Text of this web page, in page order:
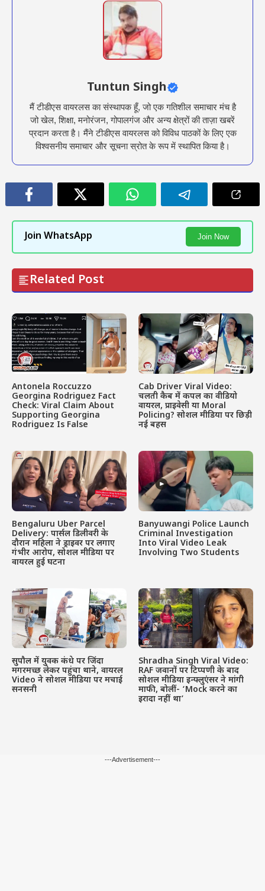
Tuntun Singh
मैं टीडीएस वायरलस का संस्थापक हूँ, जो एक गतिशील समाचार मंच है
जो खेल, शिक्षा, मनोरंजन, गोपालगंज और अन्य क्षेत्रों की ताज़ा खबरें
प्रदान करता है। मैंने टीडीएस वायरलस को विविध पाठकों के लिए एक
विश्वसनीय समाचार और सूचना स्रोत के रूप में स्थापित किया है।
Join WhatsApp Join Now
Related Post
Antonela Roccuzzo
Georgina Rodriguez Fact
Check: Viral Claim About
Supporting Georgina
Rodriguez Is False
Cab Driver Viral Video:
चलती कैब में कपल का वीडियो
वायरल, प्राइवेसी या Moral
Policing? सोशल मीडिया पर छिड़ी
नई बहस
Bengaluru Uber Parcel
Delivery: पार्सल डिलीवरी के
दौरान महिला ने ड्राइवर पर लगाए
गंभीर आरोप, सोशल मीडिया पर
वायरल हुई घटना
Banyuwangi Police Launch
Criminal Investigation
Into Viral Video Leak
Involving Two Students
सुपौल में युवक कंधे पर जिंदा
मगरमच्छ लेकर पहुंचा थाने, वायरल
Video ने सोशल मीडिया पर मचाई
सनसनी
Shradha Singh Viral Video:
RAF जवानों पर टिप्पणी के बाद
सोशल मीडिया इन्फ्लुएंसर ने मांगी
माफी, बोलीं- ‘Mock करने का
इरादा नहीं था’
---Advertisement---